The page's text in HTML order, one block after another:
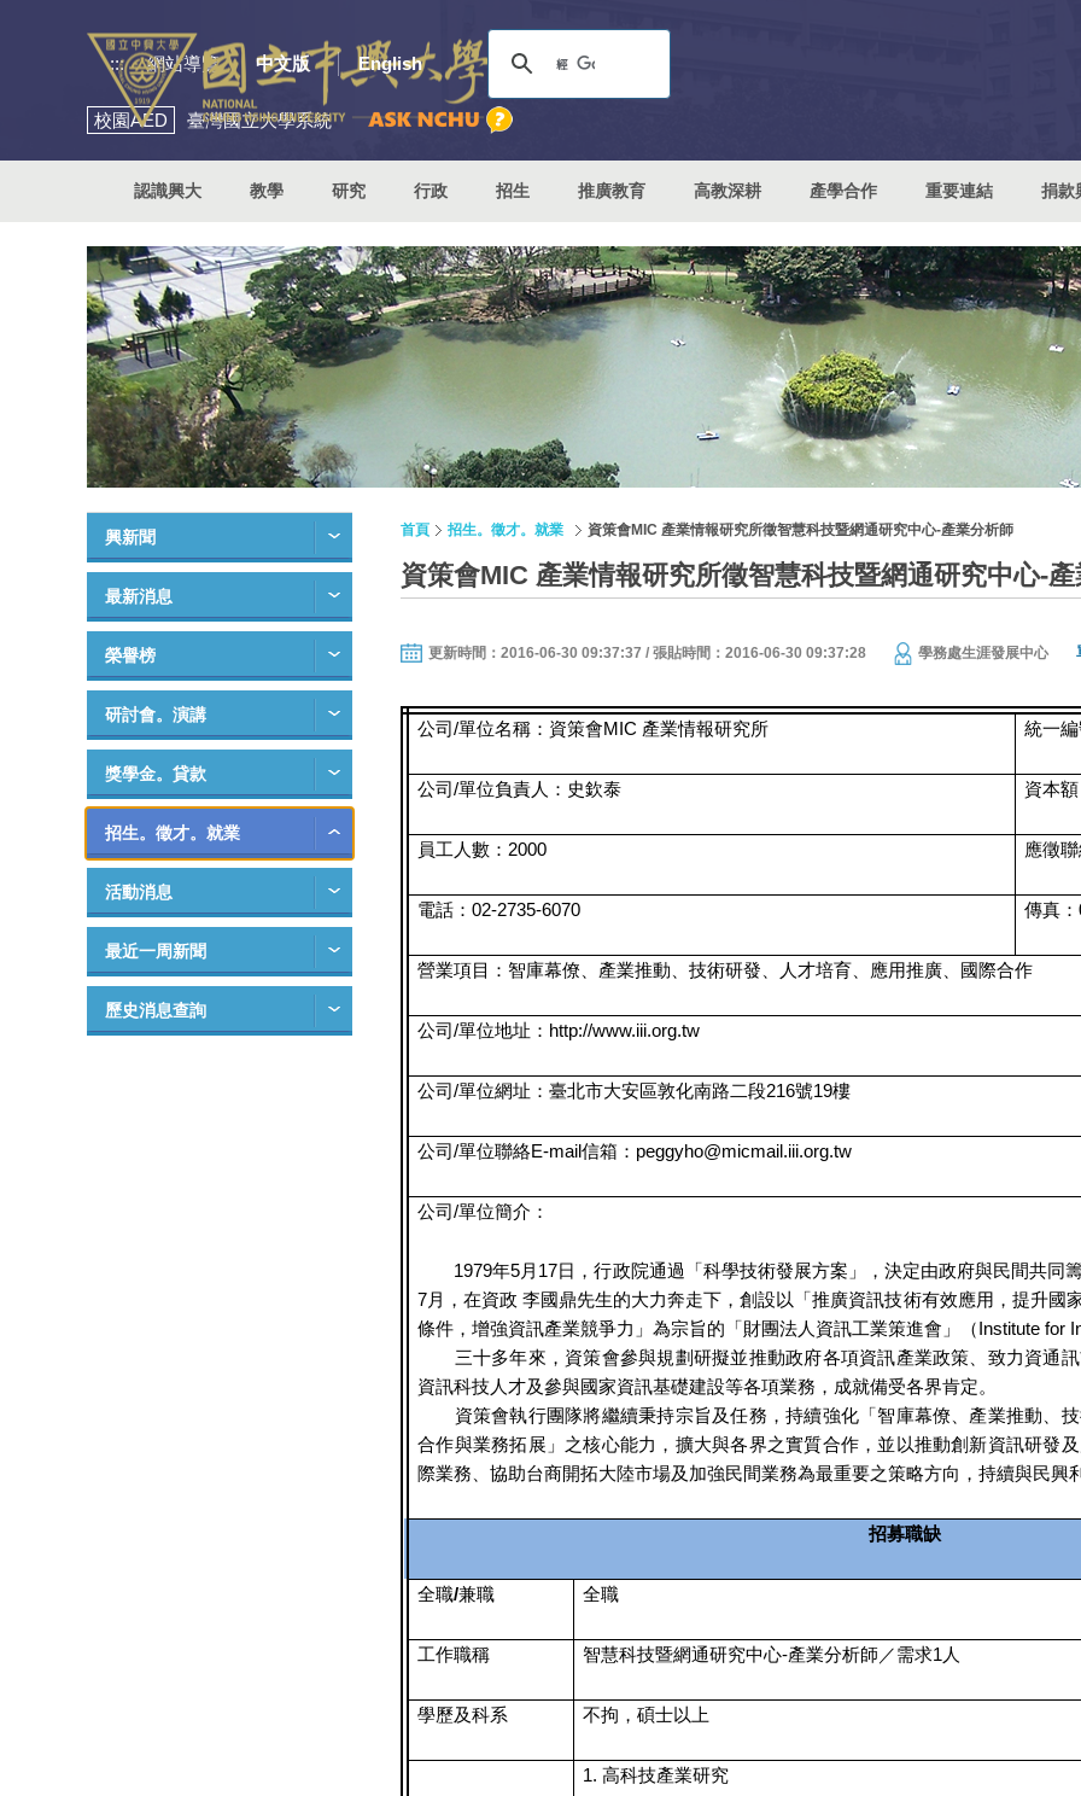
::: 網站導覽 中文版 English
校園AED 臺灣國立大學系統
認識興大 教學 研究 行政 招生 推廣教育 高教深耕 產學合作 重要連結 捐款
興新聞
最新消息
榮譽榜
研討會。演講
獎學金。貸款
招生。徵才。就業
活動消息
最近一周新聞
歷史消息查詢
首頁 招生。徵才。就業 資策會MIC 產業情報研究所徵智慧科技暨網通研究中心-產業分析師
資策會MIC 產業情報研究所徵智慧科技暨網通研究中心-
更新時間：2016-06-30 09:37:37 / 張貼時間：2016-06-30 09:37:28 學務處生涯發展中心
公司/單位名稱：資策會MIC 產業情報研究所 統一
公司/單位負責人：史欽泰 資本
員工人數：2000 應徵
電話：02-2735-6070 傳真
營業項目：智庫幕僚、產業推動、技術研發、人才培育、應用推廣、國際合作
公司/單位地址：http://www.iii.org.tw
公司/單位網址：臺北市大安區敦化南路二段216號19樓
公司/單位聯絡E-mail信箱：peggyho@micmail.iii.org.tw
公司/單位簡介：
1979年5月17日，行政院通過「科學技術發展方案」，決定由政府與民間共同
7月，在資政 李國鼎先生的大力奔走下，創設以「推廣資訊技術有效應用，提升國
條件，增強資訊產業競爭力」為宗旨的「財團法人資訊工業策進會」（Institute for
三十多年來，資策會參與規劃研擬並推動政府各項資訊產業政策、致力資通
資訊科技人才及參與國家資訊基礎建設等各項業務，成就備受各界肯定。
資策會執行團隊將繼續秉持宗旨及任務，持續強化「智庫幕僚、產業推動、
合作與業務拓展」之核心能力，擴大與各界之實質合作，並以推動創新資訊研發
際業務、協助台商開拓大陸市場及加強民間業務為最重要之策略方向，持續與民興
招募職缺
全職/兼職 全職
工作職稱 智慧科技暨網通研究中心-產業分析師／需求1人
學歷及科系 不拘，碩士以上
1. 高科技產業研究